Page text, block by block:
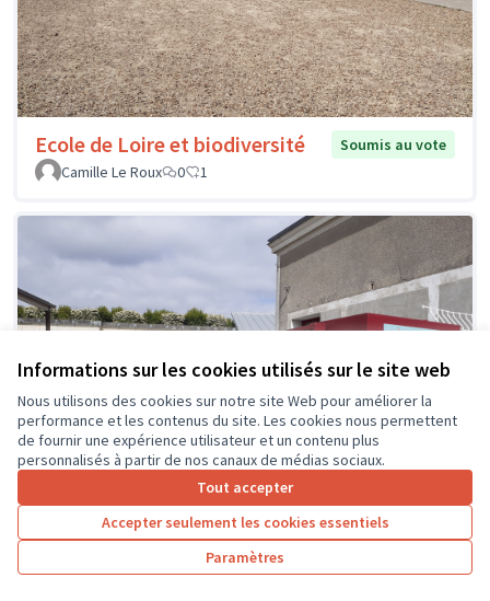
Informations sur les cookies utilisés sur le site web
Nous utilisons des cookies sur notre site Web pour améliorer la
performance et les contenus du site. Les cookies nous permettent
de fournir une expérience utilisateur et un contenu plus
personnalisés à partir de nos canaux de médias sociaux.
Tout accepter
Accepter seulement les cookies essentiels
Paramètres
Ecole de Loire et biodiversité
Soumis au vote
Camille Le Roux
0 1
Des équipements numériques